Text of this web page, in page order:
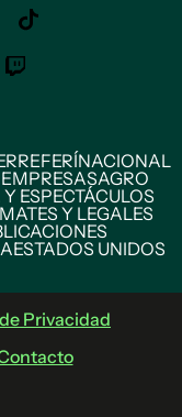
REFERÍNACIONAL
AGRO
ESPECTÁCULOS
Y LEGALES
ESTADOS UNIDOS
Privacidad